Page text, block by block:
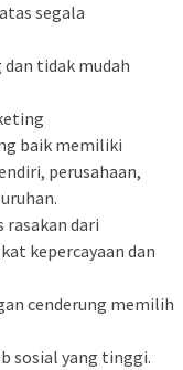
segala
dan tidak mudah
baik memiliki
perusahaan,
rasakan dari
kepercayaan dan
cenderung memilih
sosial yang tinggi.